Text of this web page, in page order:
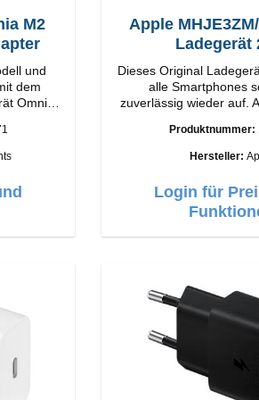
M2
und
dem
Omnia
und
mit
einfache
für das
Sie Ihr
Apple
Ladegerät
Dieses Original
alle Smartphones
zuverlässig wieder auf.
Anschlüsse: USB-C Output: 20W Farbe:
Weiss
Produktnummer:
Hersteller:
Login für